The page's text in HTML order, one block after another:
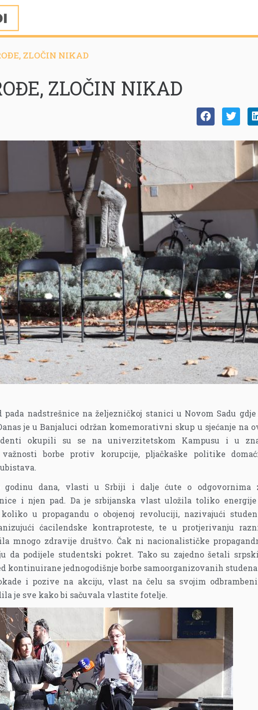
ZLOČIN NIKAD
ZLOČIN NIKAD
pada nadstrešnice na željezničkoj stanici u Novom Sadu gdje
je u Banjaluci održan komemorativni skup u sjećanje na
okupili su se na univerzitetskom Kampusu i u
borbe protiv korupcije, pljačkaške politike
godinu dana, vlasti u Srbiji i dalje ćute o odgovornima
i njen pad. Da je srbijanska vlast uložila toliko
u propagandu o obojenoj revoluciji, nazivajući
ćacilendske kontraproteste, te u protjerivanju
mnogo zdravije društvo. Čak ni nacionalističke
da podijele studentski pokret. Tako su zajedno šetali
kontinuirane jednogodišnje borbe samoorganizovanih
i pozive na akciju, vlast na čelu sa svojim
je sve kako bi sačuvala vlastite fotelje.